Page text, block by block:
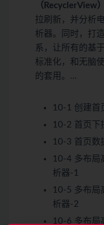
（RecyclerView）
拉刷新，并分析
析器。同时，打
系，让所有的基
标准化，和无脑
的套用。…
10-1 创建首
10-2 首页下
10-3 首页数
10-4 多布局
析器-1
10-5 多布局
析器-2
10-6 多布局